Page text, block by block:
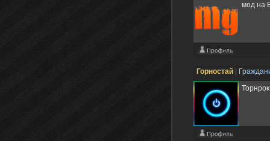
мод на
Горностай